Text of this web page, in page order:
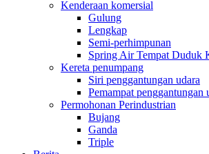
Kenderaan komersial
Gulung
Lengkap
Semi-perhimpunan
Spring Air Tempat Duduk
Kereta penumpang
Siri penggantungan udara
Pemampat penggantungan
Permohonan Perindustrian
Bujang
Ganda
Triple